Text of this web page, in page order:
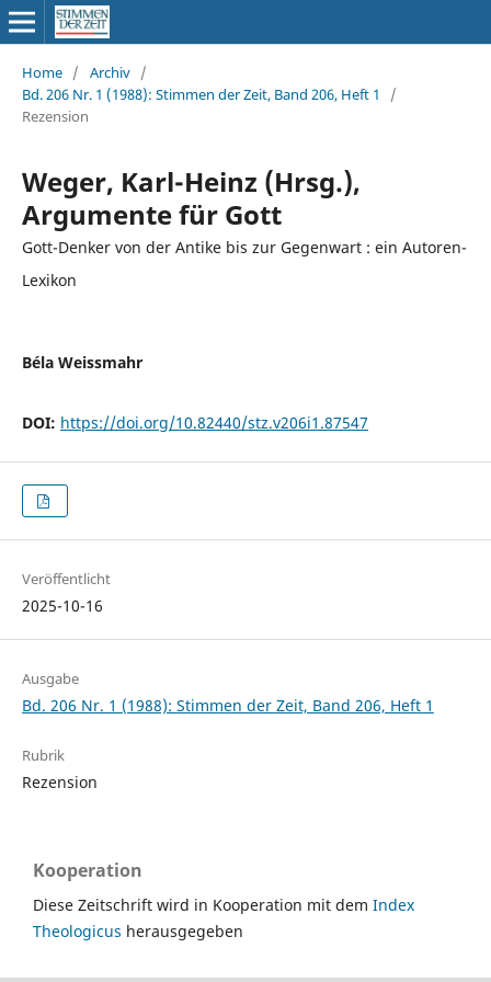
Home / Archiv /
Bd. 206 Nr. 1 (1988): Stimmen der Zeit, Band 206, Heft 1
/
Rezension
Weger, Karl-Heinz (Hrsg.),
Argumente für Gott
Gott-Denker von der Antike bis zur Gegenwart : ein Autoren-
Lexikon
Béla Weissmahr
DOI: https://doi.org/10.82440/stz.v206i1.87547
Veröffentlicht
2025-10-16
Ausgabe
Bd. 206 Nr. 1 (1988): Stimmen der Zeit, Band 206, Heft 1
Rubrik
Rezension
Kooperation
Diese Zeitschrift wird in Kooperation mit dem Index
Theologicus herausgegeben